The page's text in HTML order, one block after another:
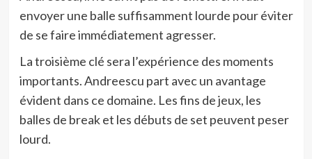
envoyer une balle suffisamment lourde pour éviter
de se faire immédiatement agresser.
La troisième clé sera l’expérience des moments
importants. Andreescu part avec un avantage
évident dans ce domaine. Les fins de jeux, les
balles de break et les débuts de set peuvent peser
lourd.